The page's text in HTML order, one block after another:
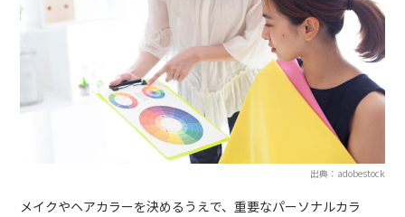
出典：adobestock
メイクやヘアカラーを決めるうえで、重要なパーソナルカラ